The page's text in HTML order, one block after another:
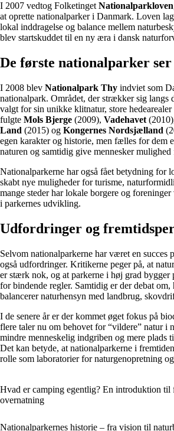
I 2007 vedtog Folketinget Nationalparkloven
at oprette nationalparker i Danmark. Loven
lokal inddragelse og balance mellem
blev startskuddet til en ny æra i dansk
De første nationalparker ser
I 2008 blev Nationalpark Thy indviet som
nationalpark. Området, der strækker sig langs
valgt for sin unikke klitnatur, store
fulgte Mols Bjerge (2009), Vadehavet
Land (2015) og Kongernes Nordsjælland
egen karakter og historie, men fælles for dem
naturen og samtidig give mennesker mulighed
Nationalparkerne har også fået betydning for
skabt nye muligheder for turisme,
mange steder har lokale borgere og
i parkernes udvikling.
Udfordringer og
Selvom nationalparkerne har været en succes
også udfordringer. Kritikerne peger på, at
er stærk nok, og at parkerne i høj grad
for bindende regler. Samtidig er der debat om,
balancerer naturhensyn med landbrug,
I de senere år er der kommet øget fokus på
flere taler nu om behovet for “vildere” natur i
mindre menneskelig indgriben og mere plads
Det kan betyde, at nationalparkerne i
rolle som laboratorier for naturgenopretning
Hvad er camping egentlig? En introduktion
overnatning
Nationalparkernes historie – fra vision til